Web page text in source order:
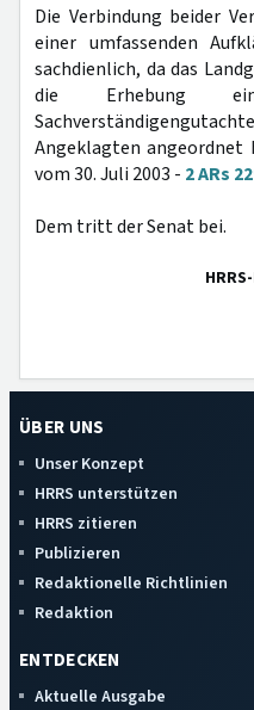
Die Verbindung beider
einer umfassenden
sachdienlich, da das
die Erhebung
Angeklagten angeordnet
vom 30. Juli 2003 - 2 ARs
Dem tritt der Senat bei.
ÜBER UNS
Unser Konzept
HRRS unterstützen
HRRS zitieren
Publizieren
Redaktionelle Richtlinien
Redaktion
ENTDECKEN
Aktuelle Ausgabe